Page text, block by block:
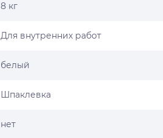
8 кг
Для внутренних работ
белый
Шпаклевка
нет